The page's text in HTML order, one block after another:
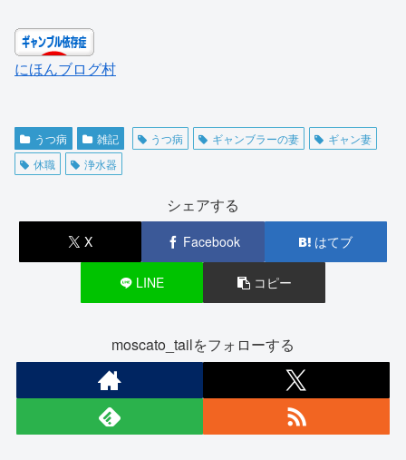
にほんブログ村
うつ病 雑記 うつ病 ギャンブラーの妻
ギャン妻
休職
浄水器
シェアする
X Facebook はてブ
LINE コピー
moscato_tailをフォローする